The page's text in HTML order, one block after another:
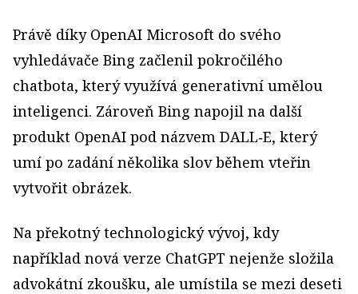
Právě díky OpenAI Microsoft do svého
vyhledávače Bing začlenil pokročilého
chatbota, který využívá generativní umělou
inteligenci. Zároveň Bing napojil na další
produkt OpenAI pod názvem DALL‑E, který
umí po zadání několika slov během vteřin
vytvořit obrázek.
Na překotný technologický vývoj, kdy
například nová verze ChatGPT nejenže složila
advokátní zkoušku, ale umístila se mezi deseti